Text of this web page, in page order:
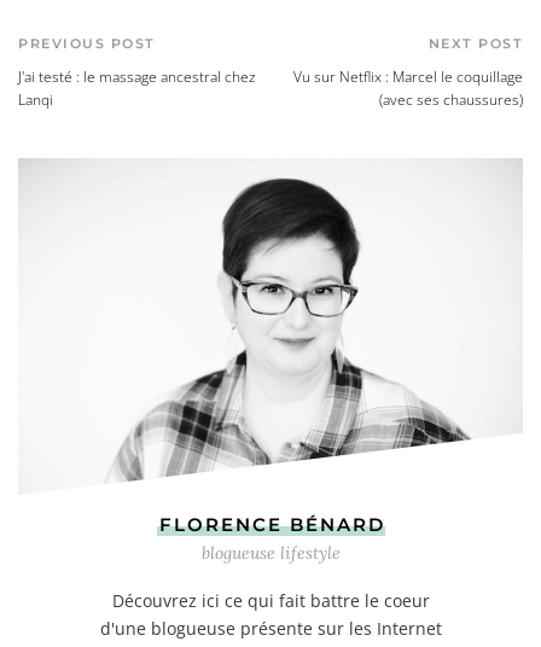
PREVIOUS POST
J'ai testé : le massage ancestral chez
Lanqi
NEXT POST
Vu sur Netflix : Marcel le coquillage
(avec ses chaussures)
FLORENCE BÉNARD
blogueuse lifestyle
Découvrez ici ce qui fait battre le coeur
d'une blogueuse présente sur les Internet